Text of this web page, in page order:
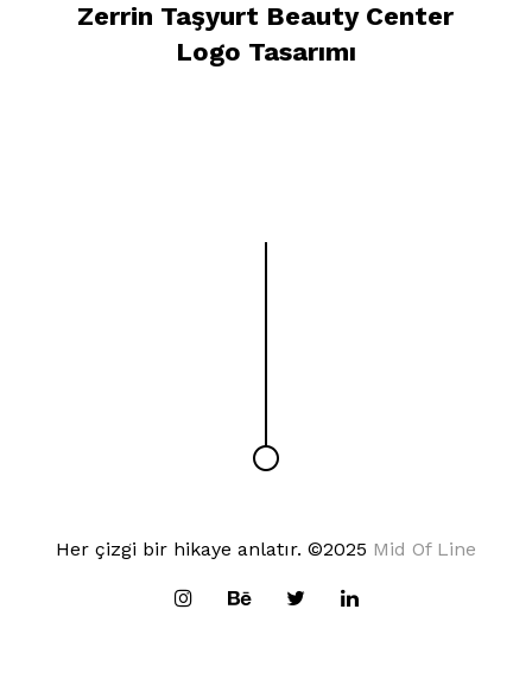
Zerrin Taşyurt Beauty Center
Logo Tasarımı
Her çizgi bir hikaye anlatır. ©2025 Mid Of Line